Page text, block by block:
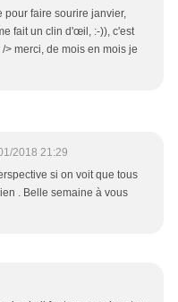
pour faire sourire janvier,
fait un clin d'œil, :-)), c'est
> merci, de mois en mois je
2018 21:29
si on voit que tous
. Belle semaine à vous